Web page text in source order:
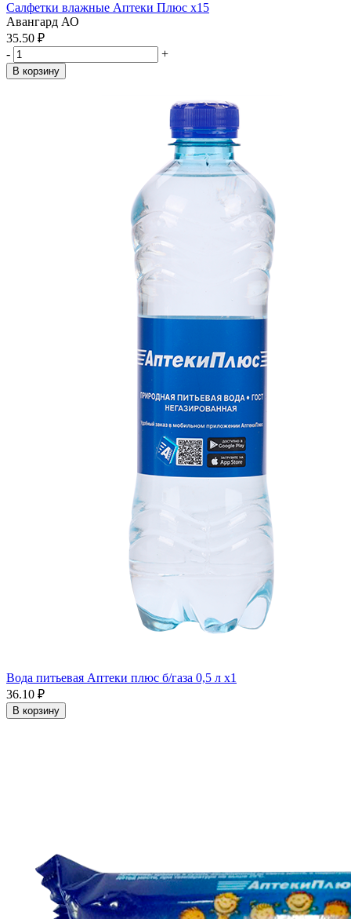
Салфетки влажные Аптеки Плюс x15
Авангард АО
35.50 ₽
-
+
В корзину
Вода питьевая Аптеки плюс б/газа 0,5 л x1
36.10 ₽
В корзину